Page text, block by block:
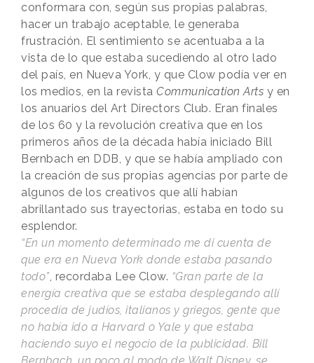
conformara con, según sus propias palabras,
hacer un trabajo aceptable, le generaba
frustración. El sentimiento se acentuaba a la
vista de lo que estaba sucediendo al otro lado
del país, en Nueva York, y que Clow podía ver en
los medios, en la revista Communication Arts y en
los anuarios del Art Directors Club. Eran finales
de los 60 y la revolución creativa que en los
primeros años de la década había iniciado Bill
Bernbach en DDB, y que se había ampliado con
la creación de sus propias agencias por parte de
algunos de los creativos que allí habían
abrillantado sus trayectorias, estaba en todo su
esplendor.
“En un momento determinado me di cuenta de
que era en Nueva York donde estaba pasando
todo”, recordaba Lee Clow. “Gran parte de la
energía creativa que se estaba desplegando allí
procedía de judíos, italianos y griegos, gente que
no había ido a Harvard o Yale y que estaba
haciendo suyo el negocio de la publicidad. Bill